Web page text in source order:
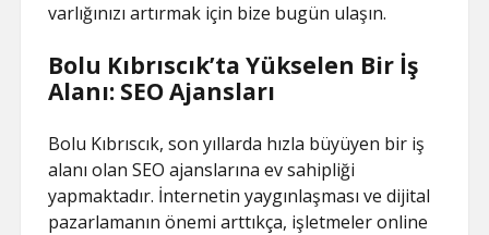
varlığınızı artırmak için bize bugün ulaşın.
Bolu Kıbrıscık’ta Yükselen Bir İş
Alanı: SEO Ajansları
Bolu Kıbrıscık, son yıllarda hızla büyüyen bir iş
alanı olan SEO ajanslarına ev sahipliği
yapmaktadır. İnternetin yaygınlaşması ve dijital
pazarlamanın önemi arttıkça, işletmeler online